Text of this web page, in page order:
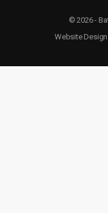
© 2026 -
Website Design